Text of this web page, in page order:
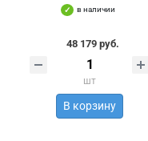
в наличии
48 179 руб.
шт
В корзину